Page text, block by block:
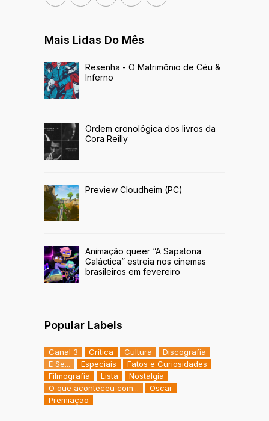
Mais Lidas Do Mês
Resenha - O Matrimônio de Céu &
Inferno
Ordem cronológica dos livros da
Cora Reilly
Preview Cloudheim (PC)
Animação queer “A Sapatona
Galáctica” estreia nos cinemas
brasileiros em fevereiro
Popular Labels
Canal 3 Crítica Cultura
Discografia
E Se...
Especiais
Fatos e Curiosidades
Filmografia
Lista
Nostalgia
O que aconteceu com...
Oscar
Premiação